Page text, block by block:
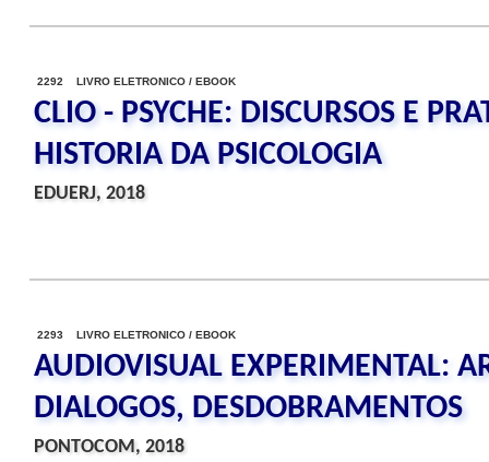
2292 LIVRO ELETRONICO / EBOOK
CLIO - PSYCHE: DISCURSOS E
HISTORIA DA PSICOLOGIA
EDUERJ, 2018
2293 LIVRO ELETRONICO / EBOOK
AUDIOVISUAL EXPERIMENTAL:
DIALOGOS, DESDOBRAMENTOS
PONTOCOM, 2018